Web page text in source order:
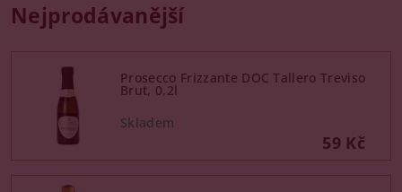
Nejprodávanější
Prosecco Frizzante DOC Tallero Treviso
Brut, 0,2l
59 Kč